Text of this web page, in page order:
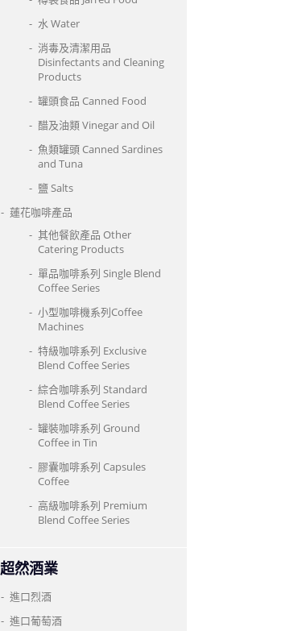
水 Water
消毒及清潔用品
Disinfectants and Cleaning
Products
罐頭食品 Canned Food
醋及油類 Vinegar and Oil
魚類罐頭 Canned Sardines
and Tuna
鹽 Salts
蓮花咖啡產品
其他餐飲產品 Other
Catering Products
單品咖啡系列 Single Blend
Coffee Series
小型咖啡機系列Coffee
Machines
特級咖啡系列 Exclusive
Blend Coffee Series
綜合咖啡系列 Standard
Blend Coffee Series
罐裝咖啡系列 Ground
Coffee in Tin
膠囊咖啡系列 Capsules
Coffee
高級咖啡系列 Premium
Blend Coffee Series
超然酒業
進口烈酒
進口葡萄酒